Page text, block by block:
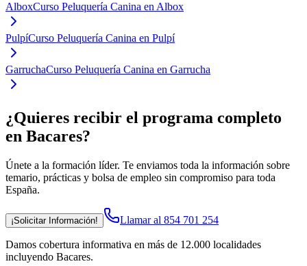
AlboxCurso Peluquería Canina en Albox
PulpíCurso Peluquería Canina en Pulpí
GarruchaCurso Peluquería Canina en Garrucha
¿Quieres recibir el programa completo
en Bacares?
Únete a la formación líder. Te enviamos toda la información sobre
temario, prácticas y bolsa de empleo sin compromiso para toda
España.
¡Solicitar Información! Llamar al 854 701 254
Damos cobertura informativa en más de 12.000 localidades
incluyendo Bacares.